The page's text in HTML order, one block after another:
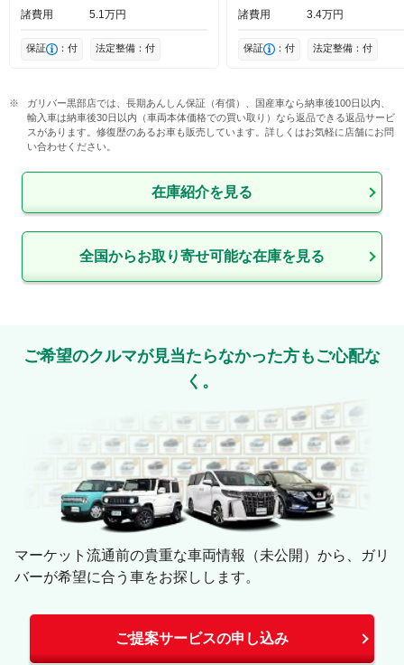
諸費用 5 1 万円
保証 ：付 法定整備：付
諸費用 3 4万円
保証 ：付 法定整備：付
ガリバー黒部店では、長期あんしん保証（有償）、国産車なら納車後100日以内、
輸入車は納車後30日以内（車両本体価格での買い取り）なら返品できる返品サービ
スがあります。修復歴のあるお車も販売しています。詳しくはお気軽に店舗にお問
い合わせください。
在庫紹介を見る
全国からお取り寄せ可能な在庫を見る
ご希望のクルマが見当たらなかった方もご心配な
く。
マーケット流通前の貴重な車両情報（未公開）から、ガリ
バーが希望に合う車をお探しします。
ご提案サービスの申し込み